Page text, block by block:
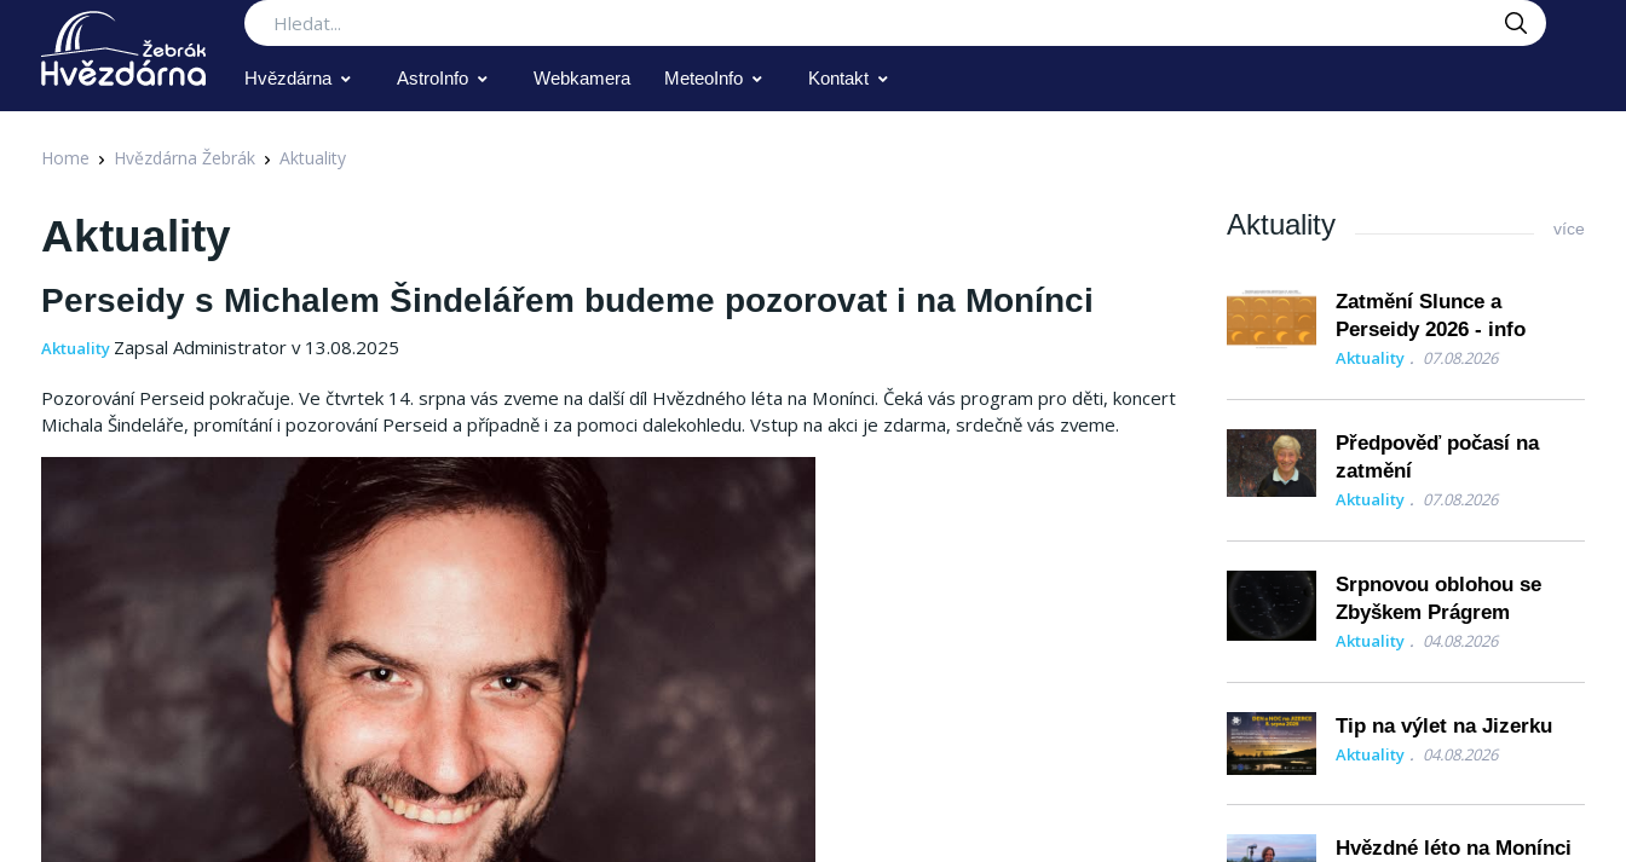
Hledat
Hvězdárna AstroInfo Webkamera MeteoInfo Kontakt
Home Hvězdárna Žebrák Aktuality
Aktuality
Perseidy s Michalem Šindelářem budeme pozorovat i na Monínci
Aktuality Zapsal Administrator v 13.08.2025
Pozorování Perseid pokračuje. Ve čtvrtek 14. srpna vás zveme na další díl Hvězdného léta na Monínci. Čeká vás program pro děti, koncert
Michala Šindeláře, promítání i pozorování Perseid a případně i za pomoci dalekohledu. Vstup na akci je zdarma, srdečně vás zveme.
Aktuality více
Zatmění Slunce a
Perseidy 2026 - info
Aktuality 07.08.2026
Předpověď počasí na
zatmění
Aktuality 07.08.2026
Srpnovou oblohou se
Zbyškem Prágrem
Aktuality 04.08.2026
Tip na výlet na Jizerku
Aktuality 04.08.2026
Hvězdné léto na Monínci